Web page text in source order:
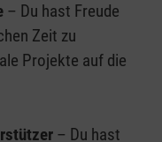
– Du hast Freude
Zeit zu
Projekte auf die
– Du hast